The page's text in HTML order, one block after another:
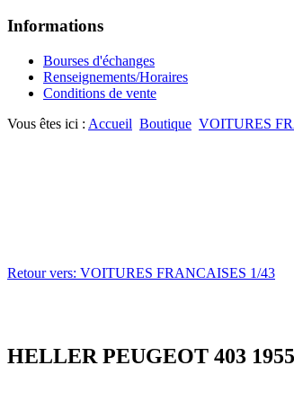
Informations
Bourses d'échanges
Renseignements/Horaires
Conditions de vente
Vous êtes ici : Accueil Boutique VOITURES
Retour vers: VOITURES FRANCAISES 1/43
HELLER PEUGEOT 403